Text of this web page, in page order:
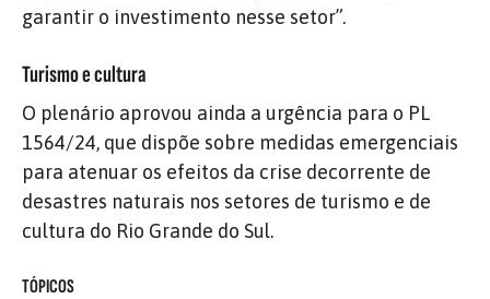
garantir o investimento nesse setor”.
Turismo e cultura
O plenário aprovou ainda a urgência para o PL
1564/24, que dispõe sobre medidas emergenciais
para atenuar os efeitos da crise decorrente de
desastres naturais nos setores de turismo e de
cultura do Rio Grande do Sul.
TÓPICOS